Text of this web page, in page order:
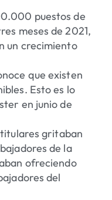
puestos de
meses de 2021,
un crecimiento
que existen
Esto es lo
en junio de
gritaban
de la
ofreciendo
del